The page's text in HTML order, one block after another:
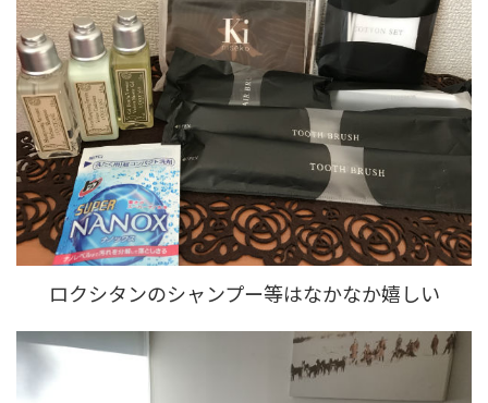
ロクシタンのシャンプー等はなかなか嬉しい